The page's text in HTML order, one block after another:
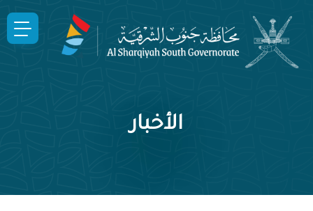
الأخبار